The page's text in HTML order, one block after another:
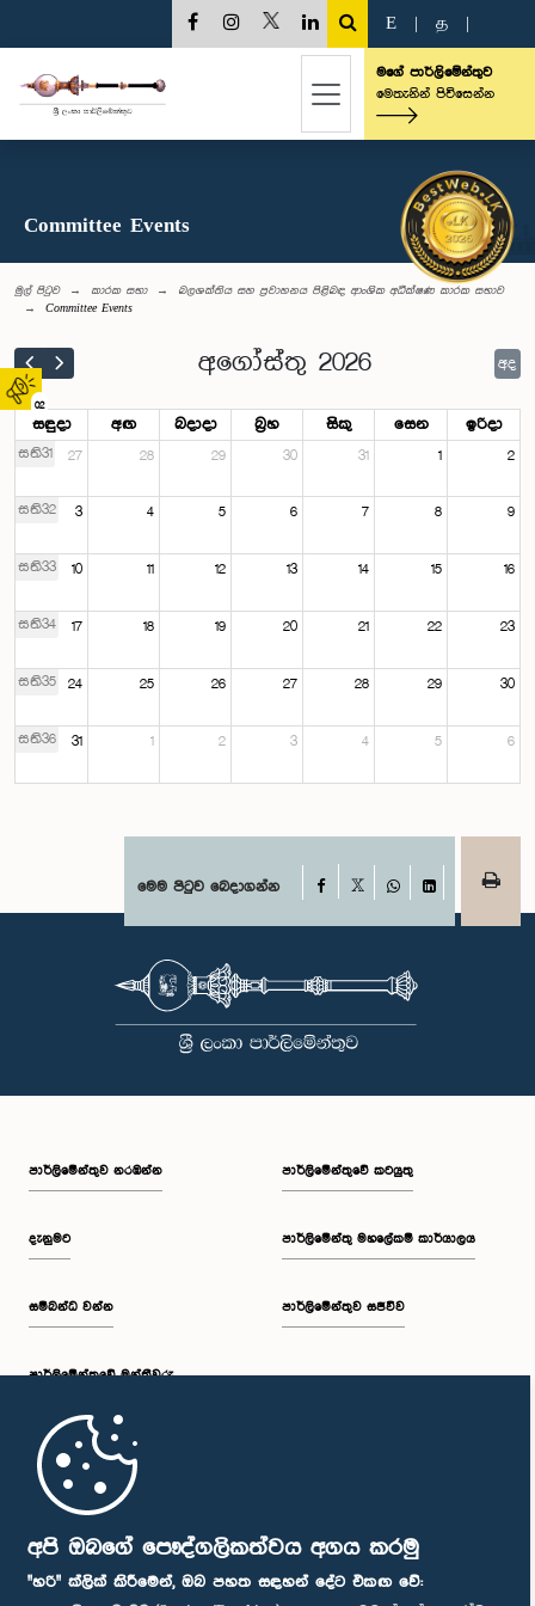
අපි ඔබගේ පෞද්ගලිකත්වය අගය කරමු
"හරි" ක්ලික් කිරීමෙන්, ඔබ පහත සඳහන් දේට එකඟ වේ:
02
E த
මගේ පාර්ලිමේන්තුව
මෙතැනින් පිවිසෙන්න
Committee Events
මුල් පිටුව කාරක සභා
බලශක්තිය සහ ප්‍රවාහනය පිළිබඳ ආංශික අධීක්ෂණ කාරක සභාව
Committee Events
අගෝස්තු 2026 අද
සඳුදා අඟ බදාදා බ්‍රහ සිකු සෙන ඉරිදා
සති31 27 28 29 30 31 1 2
සති32 3 4 5 6 7 8 9
සති33 10 11 12 13 14 15 16
සති34 17 18 19 20 21 22 23
සති35 24 25 26 27 28 29 30
සති36 31 1 2 3 4 5 6
මෙම පිටුව බෙදාගන්න Facebook
පාර්ලි‌මේන්තුව නරඹන්න
දැනුමට
සම්බන්ධ වන්න
පාර්ලි‌මේන්තුවේ මන්ත්‍රීවරු
මුල් පිටුව
පාර්ලිමේන්තුවේ කටයුතු
පාර්ලිමේන්තු මහලේකම් කාර්යාලය
පාර්ලිමේන්තුව සජීවීව
පාර්ලිමේන්තු ජංගම යෙදුම